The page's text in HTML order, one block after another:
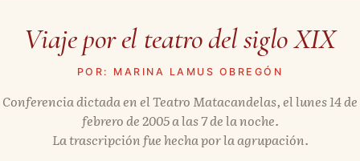
Viaje por el teatro del siglo XIX
POR: MARINA LAMUS OBREGÓN
Conferencia dictada en el Teatro Matacandelas, el lunes 14 de
febrero de 2005 a las 7 de la noche.
La trascripción fue hecha por la agrupación.